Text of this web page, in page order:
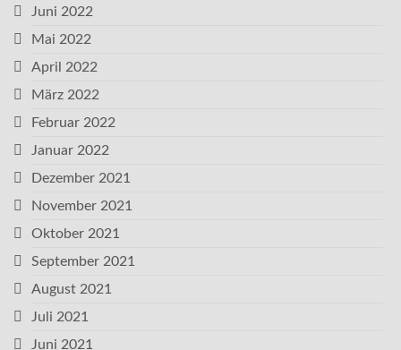
Juni 2022
Mai 2022
April 2022
März 2022
Februar 2022
Januar 2022
Dezember 2021
November 2021
Oktober 2021
September 2021
August 2021
Juli 2021
Juni 2021